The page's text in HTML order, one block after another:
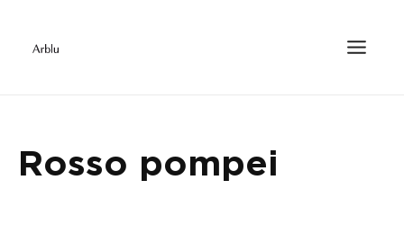
Rosso pompei